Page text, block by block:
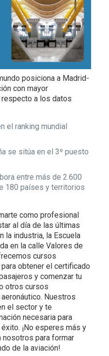
posiciona a Madrid-
con mayor
a los datos
el ranking mundial
se sitúa en el 3º puesto
entre más de 2.600
180 países y territorios
como profesional
al día de las últimas
la industria, la Escuela
en la calle Valores de
cursos
obtener el certificado
y comenzar tu
otros cursos
Nuestros
el sector y te
necesaria para
¡No esperes más y
nosotros para formar
de la aviación!